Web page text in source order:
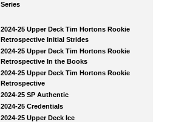
Series
2024-25 Upper Deck Tim Hortons Rookie
Retrospective Initial Strides
2024-25 Upper Deck Tim Hortons Rookie
Retrospective In the Books
2024-25 Upper Deck Tim Hortons Rookie
Retrospective
2024-25 SP Authentic
2024-25 Credentials
2024-25 Upper Deck Ice